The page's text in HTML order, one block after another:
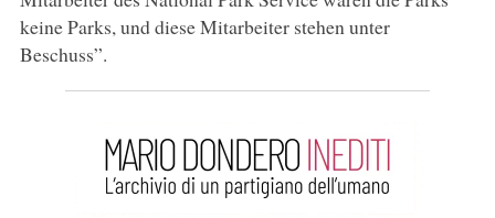
keine Parks, und diese Mitarbeiter stehen unter
Beschuss”.